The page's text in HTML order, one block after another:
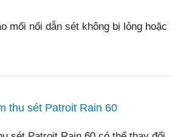
mối nối dẫn sét không bị lỏng hoặc
thu sét Patroit Rain 60